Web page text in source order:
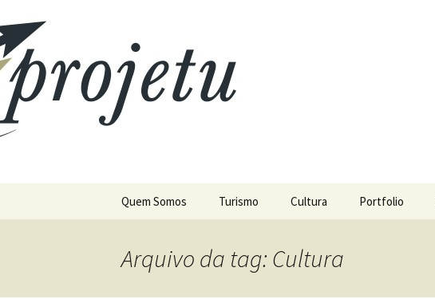
Pular para o conteúdo
Quem Somos Turismo Cultura Portfolio
Arquivo da tag: Cultura